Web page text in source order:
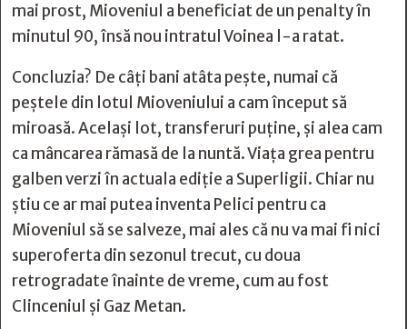
mai prost, Mioveniul a beneficiat de un penalty în
minutul 90, însă nou intratul Voinea l-a ratat.
Concluzia? De câți bani atâta pește, numai că
peștele din lotul Mioveniului a cam început să
miroasă. Același lot, transferuri puține, și alea cam
ca mâncarea rămasă de la nuntă. Viața grea pentru
galben verzi în actuala ediție a Superligii. Chiar nu
știu ce ar mai putea inventa Pelici pentru ca
Mioveniul să se salveze, mai ales că nu va mai fi nici
superoferta din sezonul trecut, cu doua
retrogradate înainte de vreme, cum au fost
Clinceniul și Gaz Metan.